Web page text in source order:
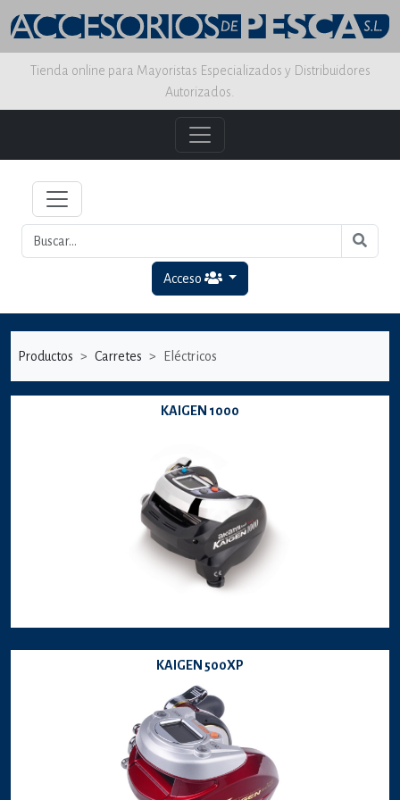
Tienda online para Mayoristas Especializados y Distribuidores
Autorizados.
Acceso
Productos Carretes Eléctricos
KAIGEN 1000
KAIGEN 500XP